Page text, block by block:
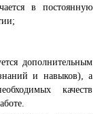
в постоянную
дополнительным
и навыков), а
качеств